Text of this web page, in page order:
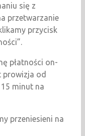
się z
przetwarzanie
przycisk
płatności on-
prowizja od
minut na
przeniesieni na